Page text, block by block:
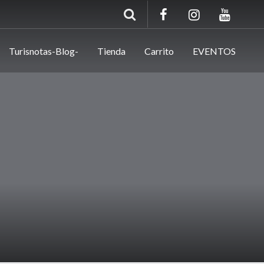
Turisnotas-Blog- Tienda Carrito EVENTOS